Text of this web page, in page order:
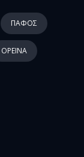
ΠΑΦΟΣ
ΟΡΕΙΝΑ